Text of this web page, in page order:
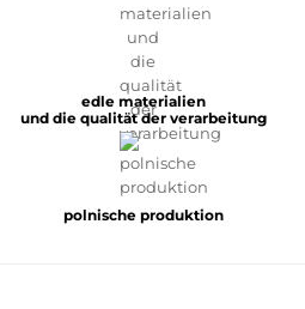
edle materialien
und die qualität der verarbeitung
polnische produktion